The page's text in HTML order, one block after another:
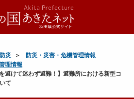
防災
防災・災害・危機管理情報
理情報
避けて迷わず避難！】避難所における新型コ
て